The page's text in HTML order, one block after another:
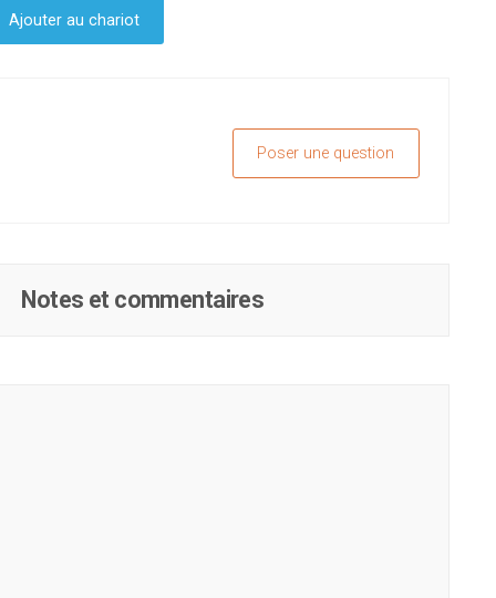
Ajouter au chariot
Poser une question
Notes et commentaires